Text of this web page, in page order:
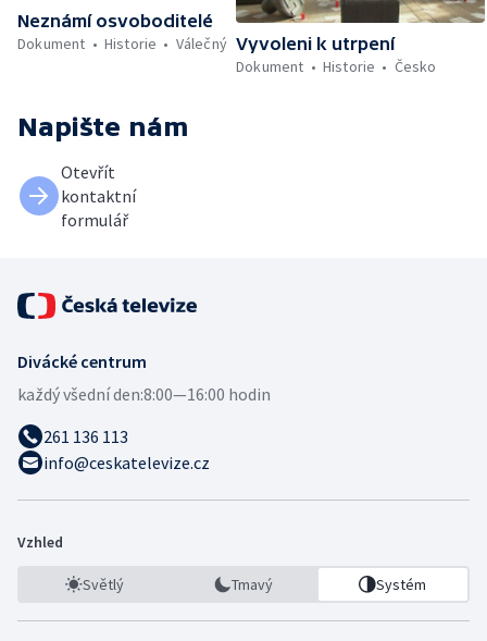
Neznámí osvoboditelé
Dokument
Historie Válečný Vyvoleni k utrpení
Dokument
Historie Česko
Napište nám
Otevřít
kontaktní
formulář
Divácké centrum
každý všední den:8:00—16:00 hodin
261 136 113
info@ceskatelevize.cz
Vzhled
Světlý Tmavý Systém